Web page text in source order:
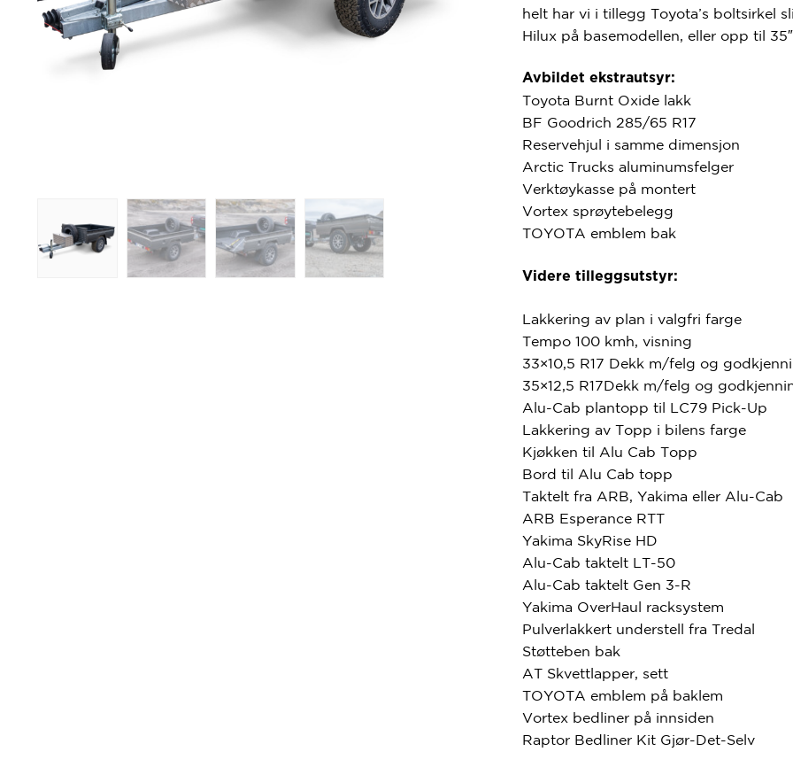
helt har vi i tillegg Toyota’s boltsirkel
Hilux på basemodellen, eller opp til
Avbildet ekstrautsyr:
Toyota Burnt Oxide lakk
BF Goodrich 285/65 R17
Reservehjul i samme dimensjon
Arctic Trucks aluminumsfelger
Verktøykasse på montert
Vortex sprøytebelegg
TOYOTA emblem bak
Videre tilleggsutstyr:
Lakkering av plan i valgfri farge
Tempo 100 kmh, visning
33×10,5 R17 Dekk m/felg og
35×12,5 R17Dekk m/felg og
Alu-Cab plantopp til LC79 Pick-Up
Lakkering av Topp i bilens farge
Kjøkken til Alu Cab Topp
Bord til Alu Cab topp
Taktelt fra ARB, Yakima eller Alu-Cab
ARB Esperance RTT
Yakima SkyRise HD
Alu-Cab taktelt LT-50
Alu-Cab taktelt Gen 3-R
Yakima OverHaul racksystem
Pulverlakkert understell fra Tredal
Støtteben bak
AT Skvettlapper, sett
TOYOTA emblem på baklem
Vortex bedliner på innsiden
Raptor Bedliner Kit Gjør-Det-Selv